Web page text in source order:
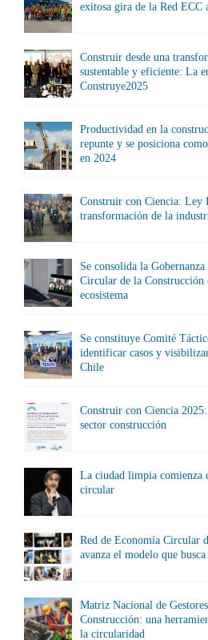
exitosa gira de la Red ECC
Construir desde una
sustentable y eficiente: La
Construye2025
Productividad en la
repunte y se posiciona
en 2024
Construir con Ciencia: Ley
transformación de la
Se consolida la
Circular de la
ecosistema
Se constituye Comité
identificar casos y
Chile
Construir con Ciencia
sector construcción
La ciudad limpia comienza
circular
Red de Economía Circular
avanza el modelo que
Matriz Nacional de
Construcción: una
la circularidad